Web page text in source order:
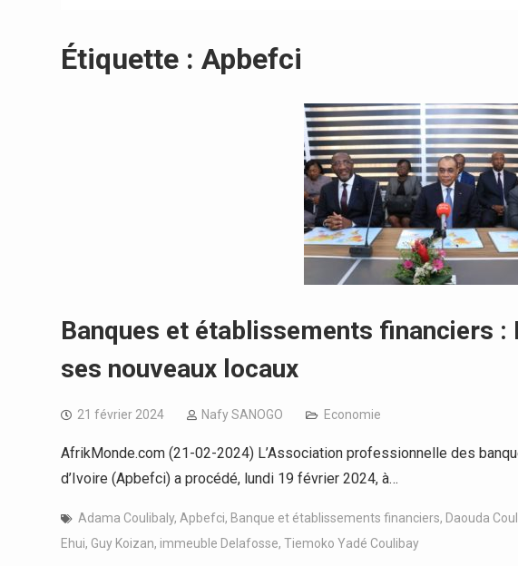
Étiquette : Apbefci
Banques et établissements financiers :
ses nouveaux locaux
21 février 2024 Nafy SANOGO Economie
AfrikMonde.com (21-02-2024) L’Association professionnelle des
d’Ivoire (Apbefci) a procédé, lundi 19 février 2024, à…
Adama Coulibaly, Apbefci, Banque et établissements financiers, Daouda
Ehui, Guy Koizan, immeuble Delafosse, Tiemoko Yadé Coulibay